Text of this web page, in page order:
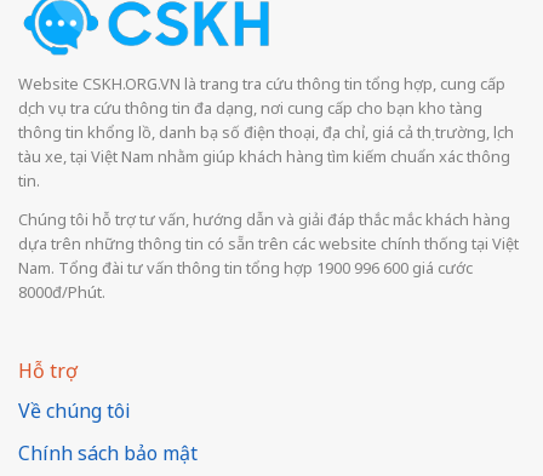
Website CSKH.ORG.VN là trang tra cứu thông tin tổng hợp, cung cấp
dịch vụ tra cứu thông tin đa dạng, nơi cung cấp cho bạn kho tàng
thông tin khổng lồ, danh bạ số điện thoại, địa chỉ, giá cả thị trường, lịch
tàu xe, tại Việt Nam nhằm giúp khách hàng tìm kiếm chuẩn xác thông
tin.
Chúng tôi hỗ trợ tư vấn, hướng dẫn và giải đáp thắc mắc khách hàng
dựa trên những thông tin có sẵn trên các website chính thống tại Việt
Nam. Tổng đài tư vấn thông tin tổng hợp 1900 996 600 giá cước
8000đ/Phút.
Hỗ trợ
Về chúng tôi
Chính sách bảo mật